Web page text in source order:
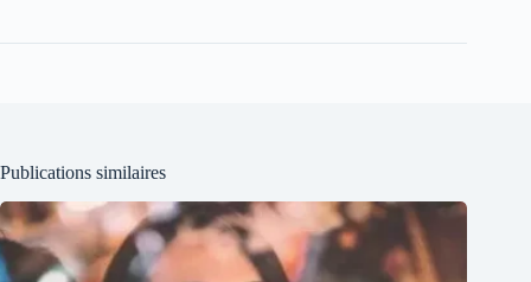
Publications similaires